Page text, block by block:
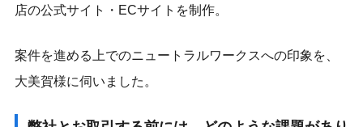
店の公式サイト・ECサイトを制作。
案件を進める上でのニュートラルワークスへの印象を、
大美賀様に伺いました。